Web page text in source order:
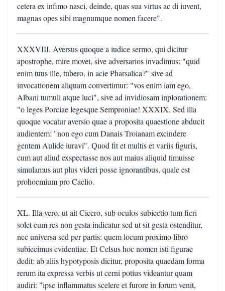
cetera ex infimo nasci, deinde, quas sua virtus ac di iuvent,
magnas opes sibi magnumque nomen facere".
XXXVIII. Aversus quoque a iudice sermo, qui dicitur
apostrophe, mire movet, sive adversarios invadimus: "quid
enim tuus ille, tubero, in acie Pharsalica?" sive ad
invocationem aliquam convertimur: "vos enim iam ego,
Albani tumuli atque luci", sive ad invidiosam inplorationem:
"o leges Porciae legesque Semproniae! XXXIX. Sed illa
quoque vocatur aversio quae a proposita quaestione abducit
audientem: "non ego cum Danais Troianam excindere
gentem Aulide iuravi". Quod fit et multis et variis figuris,
cum aut aliud exspectasse nos aut maius aliquid timuisse
simulamus aut plus videri posse ignorantibus, quale est
prohoemium pro Caelio.
XL. Illa vero, ut ait Cicero, sub oculos subiectio tum fieri
solet cum res non gesta indicatur sed ut sit gesta ostenditur,
nec universa sed per partis: quem locum proximo libro
subiecimus evidentiae. Et Celsus hoc nomen isti figurae
dedit: ab aliis hypotyposis dicitur, proposita quaedam forma
rerum ita expressa verbis ut cerni potius videantur quam
audiri: "ipse inflammatus scelere et furore in forum venit,